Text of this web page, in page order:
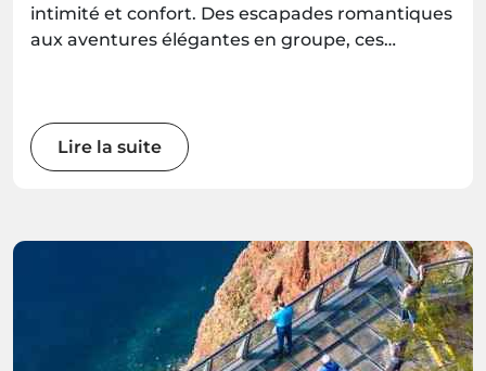
intimité et confort. Des escapades romantiques
aux aventures élégantes en groupe, ces
avec Madeira.Best.
Lire la suite